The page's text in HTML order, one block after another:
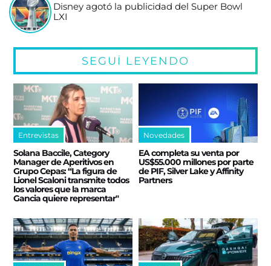
Disney agotó la publicidad del Super Bowl
LXI
SEGUÍ LEYENDO
Entrevistas
Solana Baccile, Category
Manager de Aperitivos en
Grupo Cepas: “La figura de
Lionel Scaloni transmite todos
los valores que la marca
Gancia quiere representar"
Novedades
EA completa su venta por
US$55.000 millones por parte
de PIF, Silver Lake y Affinity
Partners